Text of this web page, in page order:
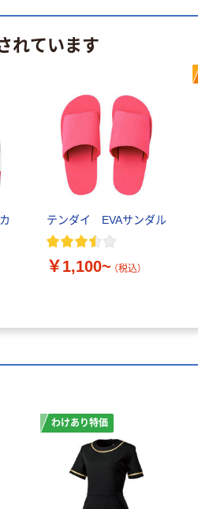
れています
テンダイ EVAサンダル
￥1,100~ （税込）
わけあり特価